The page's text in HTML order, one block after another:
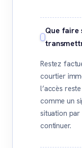
Que faire
Restez
courtier
l’accès
comme un
situation
continuer.